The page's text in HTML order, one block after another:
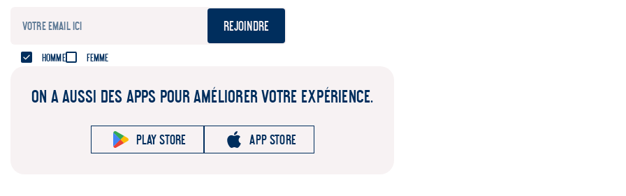
Rejoindre
Homme Femme
ON A AUSSI DES APPS POUR AMÉLIORER VOTRE EXPÉRIENCE.
Play store App store